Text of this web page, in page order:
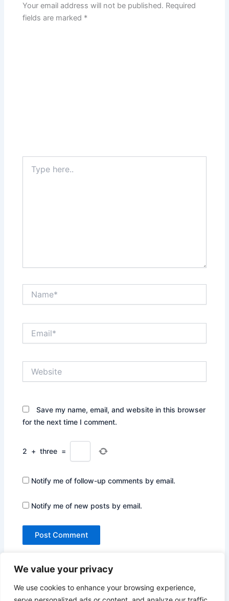
We value your privacy
We use cookies to enhance your browsing experience,
Your email address will not be published. Required
fields are marked *
here..
Save my name, email, and website in this browser
for the next time I comment.
2 + three =
Notify me of follow-up comments by email.
Notify me of new posts by email.